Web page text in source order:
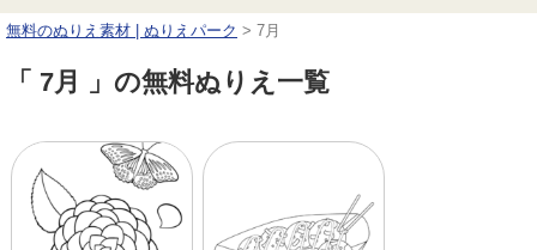
無料のぬりえ素材 | ぬりえパーク > 7月
「 7月 」の無料ぬりえ一覧